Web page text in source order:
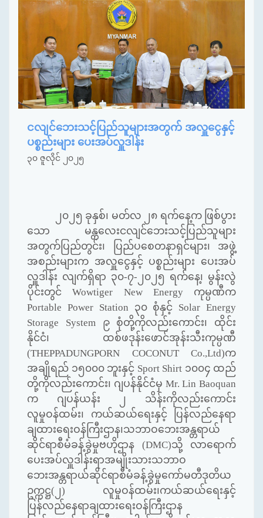
ငလျင်ဘေးသင့်ပြည်သူများအတွက် အလှူငွေနှင့်
ပစ္စည်းများ ပေးအပ်လှူဒါန်း
၃၀ ဇူလိုင် ၂၀၂၅
၂၀၂၅ ခုနှစ်၊ မတ်လ ၂၈ ရက်နေ့က ဖြစ်ပွား
သော မန္တလေးငလျင်ဘေးသင့်ပြည်သူများ
အတွက်ပြည်တွင်း၊ ပြည်ပစေတနာရှင်များ၊ အဖွဲ့
အစည်းများက အလှူငွေနှင့် ပစ္စည်းများ ပေးအပ်
လှူဒါန်း လျက်ရှိရာ ၃၀-၇-၂၀၂၅ ရက်နေ့၊ မွန်းလွဲ
ပိုင်းတွင်Wowtiger New Energy ကုမ္ပဏီက
Portable Power Station ၃၀ စုံနှင့် Solar Energy
Storage System ၉ စုံတို့ကိုလည်းကောင်း၊ ထိုင်း
နိုင်ငံ၊ ထစ်ဖဒုန်းဖောင်အုန်းသီးကုမ္ပဏီ
(THEPPADUNGPORN COCONUT Co.,Ltd)က
အချိုရည် ၁၅၀၀၀ ဘူးနှင့် Sport Shirt ၁၀၀၄ ထည်
တို့ကိုလည်းကောင်း၊ ဂျပန်နိုင်ငံမှ Mr. Lin Baoquan
က ဂျပန်ယန်း ၂ သိန်းကိုလည်းကောင်း
လူမှုဝန်ထမ်း၊ ကယ်ဆယ်ရေးနှင့် ပြန်လည်နေရာ
ချထားရေးဝန်ကြီးဌာန၊သဘာဝဘေးအန္တရာယ်
ဆိုင်ရာစီမံခန့်ခွဲမှုဗဟိုဌာန (DMC)သို့ လာရောက်
ပေးအပ်လှူဒါန်းရာအမျိုးသားသဘာဝ
ဘေးအန္တရာယ်ဆိုင်ရာစီမံခန့်ခွဲမှုကော်မတီဒုတိယ
ဥက္ကဋ္ဌ(၂) လူမှုဝန်ထမ်း၊ကယ်ဆယ်ရေးနှင့်
ပြန်လည်နေရာချထားရေးဝန်ကြီးဌာန